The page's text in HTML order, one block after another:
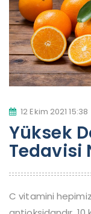
12 Ekim 2021 15:38
Yüksek
Tedavisi
C vitamini